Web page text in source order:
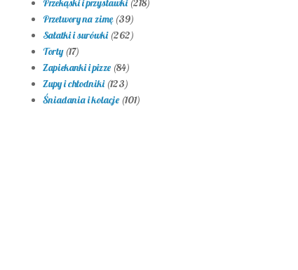
Przekąski i przystawki (218)
Przetwory na zimę (39)
Sałatki i surówki (262)
Torty (17)
Zapiekanki i pizze (84)
Zupy i chłodniki (123)
Śniadania i kolacje (101)